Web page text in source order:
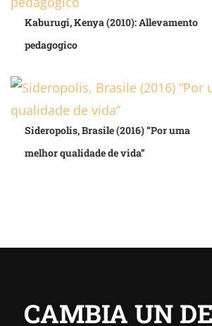
Kaburugi, Kenya (2010): Allevamento
pedagogico
Sideropolis, Brasile (2016) “Por uma
melhor qualidade de vida”
CAMBIA UN